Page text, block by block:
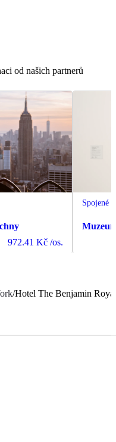
od našich partnerů
972.41 Kč /os.
Spojené
/Hotel The Benjamin